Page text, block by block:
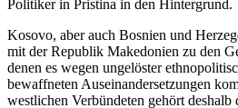
Politiker in Pristina in den Hintergrund.
Kosovo, aber auch Bosnien und
mit der Republik Makedonien zu den
denen es wegen ungelöster
bewaffneten Auseinandersetzungen
westlichen Verbündeten gehört